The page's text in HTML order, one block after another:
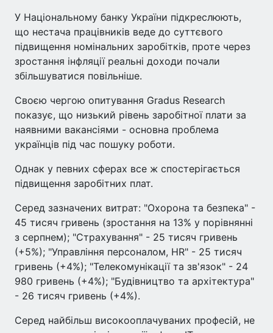
У Національному банку України підкреслюють,
що нестача працівників веде до суттєвого
підвищення номінальних заробітків, проте через
зростання інфляції реальні доходи почали
збільшуватися повільніше.
Своєю чергою опитування Gradus Research
показує, що низький рівень заробітної плати за
наявними вакансіями - основна проблема
українців під час пошуку роботи.
Однак у певних сферах все ж спостерігається
підвищення заробітних плат.
Серед зазначених витрат: "Охорона та безпека" -
45 тисяч гривень (зростання на 13% у порівнянні
з серпнем); "Страхування" - 25 тисяч гривень
(+5%); "Управління персоналом, HR" - 25 тисяч
гривень (+4%); "Телекомунікації та зв'язок" - 24
980 гривень (+4%); "Будівництво та архітектура"
- 26 тисяч гривень (+4%).
Серед найбільш високооплачуваних професій, не